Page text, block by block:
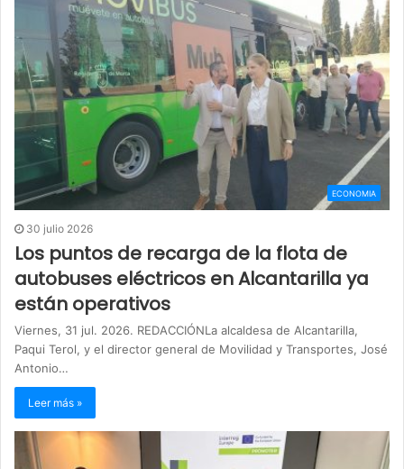
ECONOMIA
30 julio 2026
Los puntos de recarga de la flota de
autobuses eléctricos en Alcantarilla ya
están operativos
Viernes, 31 jul. 2026. REDACCIÓNLa alcaldesa de Alcantarilla,
Paqui Terol, y el director general de Movilidad y Transportes, José
Antonio…
Leer más »